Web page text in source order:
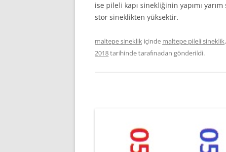
ise pileli kapı sinekliğinin yapımı
stor sineklikten yüksektir.
maltepe sineklik içinde maltepe pileli sineklik,
2018tarihindetarafınadan gönderildi.